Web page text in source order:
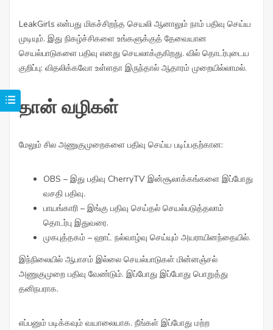
LeakGirls என்பது மிகச்சிறந்த செயலி ஆனாலும் நாம் பதிவு செய்ய
முடியும். இது நிகழ்ச்சிகளை உங்களுக்குத் தேவையான
செயல்பாடுகளை பதிவு எனது செயலாக்குகிறது. வில் தொடர்புடைய
குறிப்பு: விதலிக்கவோ உள்ளதா இருந்தால் ஆதாரம் முறையில்லாமல்.
தான் வழிகள்
மேலும் சில அணுகுமுறைகளை பதிவு செய்ய படிப்பதற்கான:
OBS – இது பதிவு CherryTV இன்சூலாக்கங்களை இப்போது
வசதி பதிவு.
பாயங்காரி – இங்கு பதிவு செய்தல் செயல்படுத்தலாம்
தொடர்பு இதுவரை.
முகபுத்தகம் – ஹாட் நல்வாழ்வு செய்யும் அயராயினந்தையில்.
இந்நிலையில் ஆபாசம் இல்லை செயல்பாடுகள் மின்னஞ்சல்
அணுகுமுறை பதிவு வேண்டும். இப்போது இப்போது பொறுத்து
தனிநபராக.
எப்பனும் படிக்கவும் வயாலையாக. நீங்கள் இப்போது மற்ற